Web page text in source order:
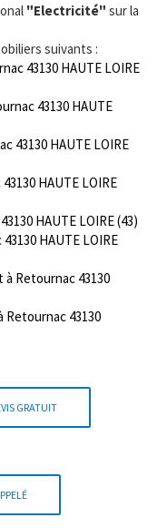
"Electricité" sur la
suivants :
43130 HAUTE LOIRE
43130 HAUTE
43130 HAUTE LOIRE
HAUTE LOIRE
HAUTE LOIRE (43)
HAUTE LOIRE
Retournac 43130
Retournac 43130
GRATUIT